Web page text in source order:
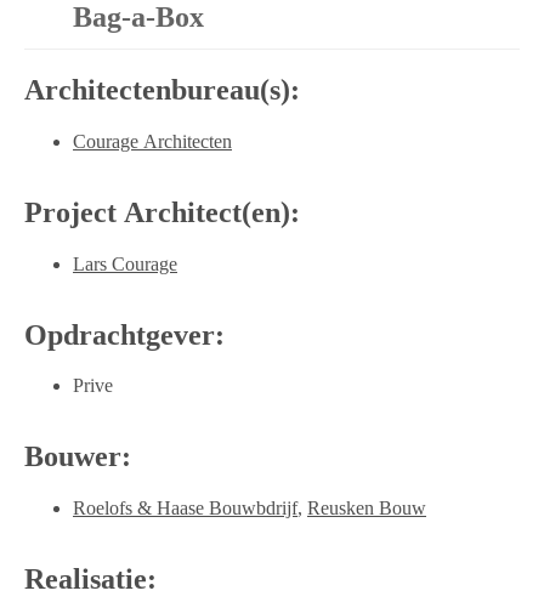
Bag-a-Box
Architectenbureau(s):
Courage Architecten
Project Architect(en):
Lars Courage
Opdrachtgever:
Prive
Bouwer:
Roelofs & Haase Bouwbdrijf, Reusken Bouw
Realisatie: